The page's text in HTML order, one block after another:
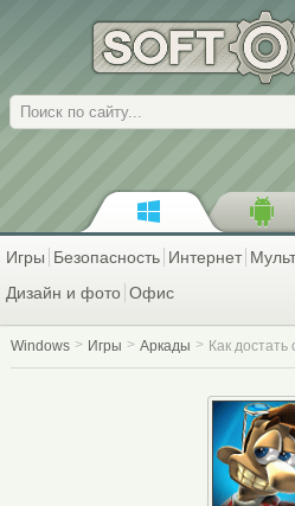
Поиск
Игры Безопасность Интернет
Дизайн и фото Офис
Windows Игры Аркады Как